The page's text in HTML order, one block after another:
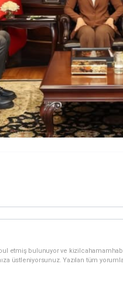
etmiş bulunuyor ve
üstleniyorsunuz. Yazılan tüm